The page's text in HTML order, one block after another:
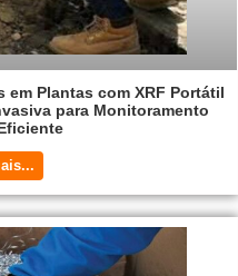
em Plantas com XRF Portátil
para Monitoramento